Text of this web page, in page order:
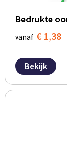
Bedrukte
vanaf € 1,38
Bekijk